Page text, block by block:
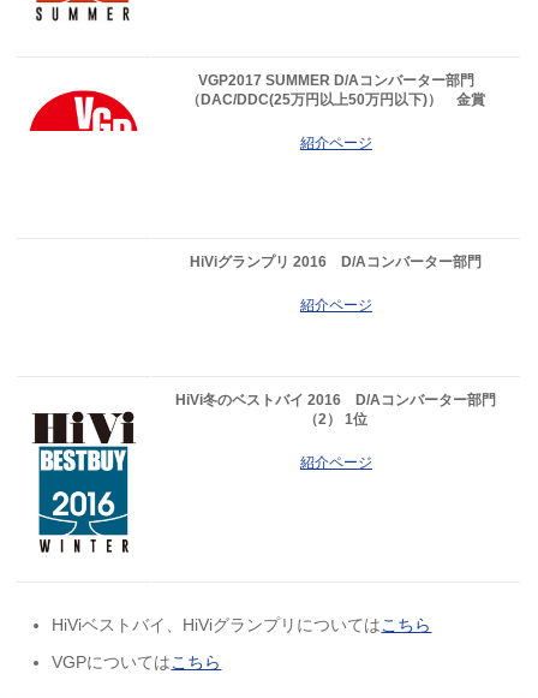
VGP2017 SUMMER D/Aコンバーター部門
（DAC/DDC(25万円以上50万円以下)） 金賞
紹介ページ
HiViグランプリ 2016 D/Aコンバーター部門
紹介ページ
HiVi冬のベストバイ 2016 D/Aコンバーター部門
（2） 1位
紹介ページ
HiViベストバイ、HiViグランプリについてはこちら
VGPについてはこちら